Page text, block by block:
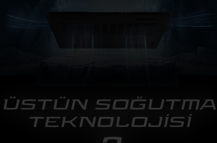
ÜSTÜN SOĞUTMA
TEKNOLOJİSİ